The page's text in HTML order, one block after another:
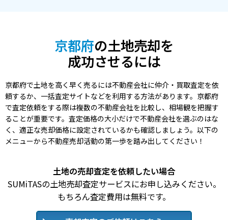
京都府の土地売却を
成功させるには
京都府で土地を高く早く売るには不動産会社に仲介・買取査定を依
頼するか、一括査定サイトなどを利用する方法があります。京都府
で査定依頼をする際は複数の不動産会社を比較し、相場観を把握す
ることが重要です。査定価格の大小だけで不動産会社を選ぶのはな
く、適正な売却価格に設定されているかも確認しましょう。以下の
メニューから不動産売却活動の第一歩を踏み出してください！
土地の売却査定を依頼したい場合
SUMiTASの土地売却査定サービスにお申し込みください。
もちろん査定費用は無料です。